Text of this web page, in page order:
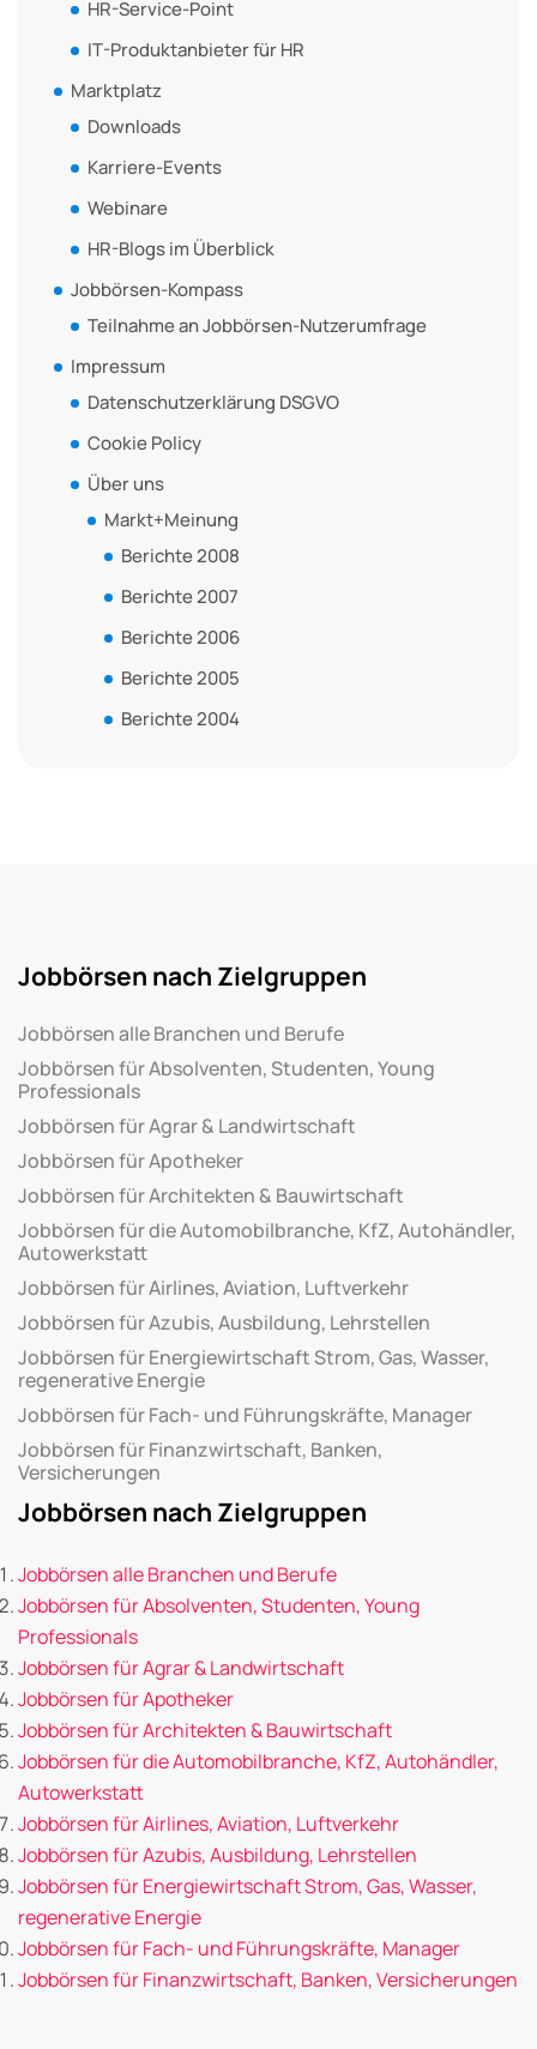
HR-Service-Point
IT-Produktanbieter für HR
Marktplatz
Downloads
Karriere-Events
Webinare
HR-Blogs im Überblick
Jobbörsen-Kompass
Teilnahme an Jobbörsen-Nutzerumfrage
Impressum
Datenschutzerklärung DSGVO
Cookie Policy
Über uns
Markt+Meinung
Berichte 2008
Berichte 2007
Berichte 2006
Berichte 2005
Berichte 2004
Jobbörsen nach Zielgruppen
Jobbörsen alle Branchen und Berufe
Jobbörsen für Absolventen, Studenten, Young
Professionals
Jobbörsen für Agrar & Landwirtschaft
Jobbörsen für Apotheker
Jobbörsen für Architekten & Bauwirtschaft
Jobbörsen für die Automobilbranche, KfZ, Autohändler,
Autowerkstatt
Jobbörsen für Airlines, Aviation, Luftverkehr
Jobbörsen für Azubis, Ausbildung, Lehrstellen
Jobbörsen für Energiewirtschaft Strom, Gas, Wasser,
regenerative Energie
Jobbörsen für Fach- und Führungskräfte, Manager
Jobbörsen für Finanzwirtschaft, Banken,
Versicherungen
Jobbörsen nach Zielgruppen
Jobbörsen alle Branchen und Berufe
Jobbörsen für Absolventen, Studenten, Young
Professionals
Jobbörsen für Agrar & Landwirtschaft
Jobbörsen für Apotheker
Jobbörsen für Architekten & Bauwirtschaft
Jobbörsen für die Automobilbranche, KfZ, Autohändler,
Autowerkstatt
Jobbörsen für Airlines, Aviation, Luftverkehr
Jobbörsen für Azubis, Ausbildung, Lehrstellen
Jobbörsen für Energiewirtschaft Strom, Gas, Wasser,
regenerative Energie
Jobbörsen für Fach- und Führungskräfte, Manager
Jobbörsen für Finanzwirtschaft, Banken, Versicherungen